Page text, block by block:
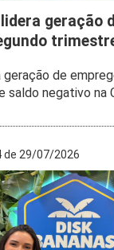
lidera geração
de
saldo negativo na
de 29/07/2026